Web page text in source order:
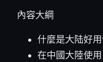
內容大綱
什麼是大陆好
在中國大陸使